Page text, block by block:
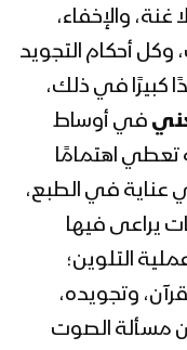
عشر لقائد
الحوثي
عشر لقائد
الحوثي
عشر لقائد
الحوثي
غنة، والإخفاء،
وكل أحكام التجويد
كبيرًا في ذلك،
في أوساط
تعطي اهتمامًا
عناية في الطبع،
يراعى فيها
التلوين؛
وتجويده،
مسألة الصوت